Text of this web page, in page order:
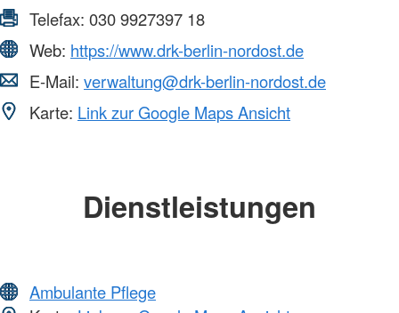
Telefax: 030 9927397 18
Web: https://www.drk-berlin-nordost.de
E-Mail: verwaltung@drk-berlin-nordost.de
Karte: Link zur Google Maps Ansicht
Dienstleistungen
Ambulante Pflege